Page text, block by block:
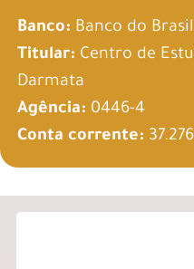
Banco: Banco do Brasil
Titular: Centro de
Darmata
Agência: 0446-4
Conta corrente: